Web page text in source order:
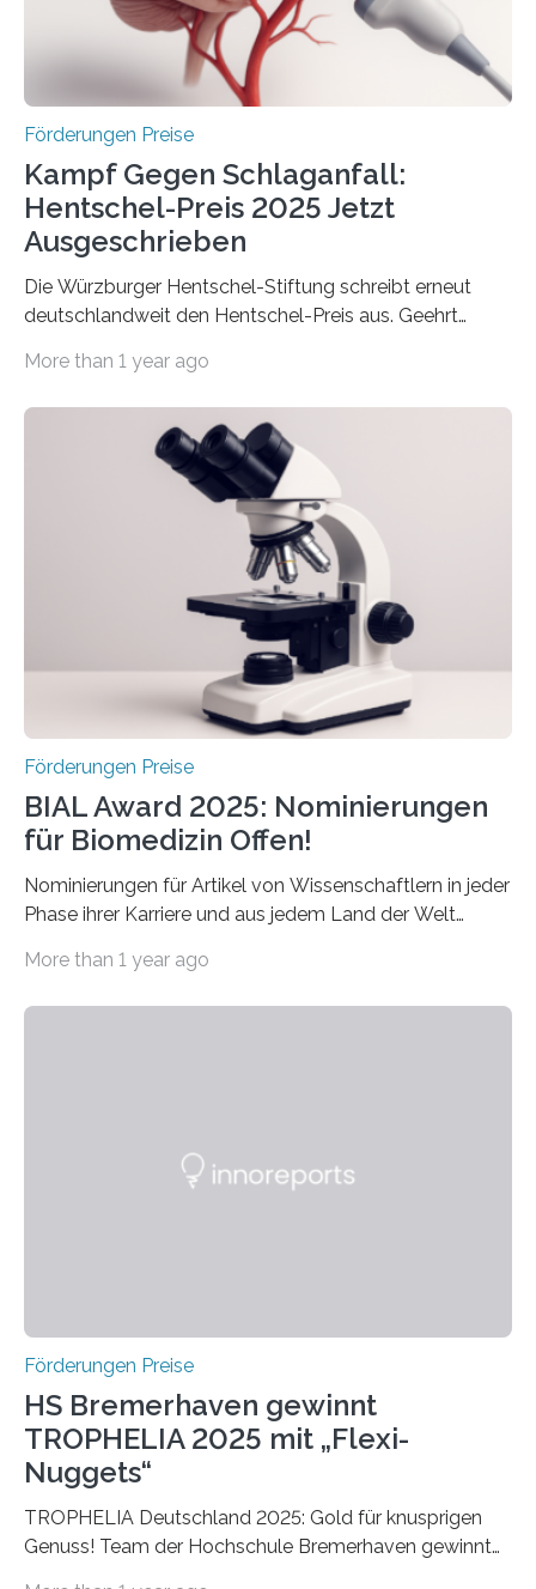
Wirtschaft und Energie eine gute Nachricht:
Überplanmäßige Verpflichtungsermächtigungen in
Förderungen Preise
Kampf Gegen Schlaganfall:
Hentschel-Preis 2025 Jetzt
Ausgeschrieben
Die Würzburger Hentschel-Stiftung schreibt erneut
deutschlandweit den Hentschel-Preis aus. Geehrt
hochrangige wissenschaftliche Publikation zum Thema
Schlaganfall“ mit Sitz in Würzburg fördert die
Schlaganfallforschung, um die Behandlung der
Betroffenen zu verbessern. Dazu schreibt sie auch in
diesem Jahr wieder deutschlandweit den Hentschel-
Preis aus. Er richtet sich gezielt an jüngere
Forscherinnen und Forscher unter 40 Jahren. Geehrt
werden soll eine herausragende Doktorarbeit oder eine
hochrangige wissenschaftliche Publikation zum Thema
More than 1 year ago
Förderungen Preise
BIAL Award 2025: Nominierungen
für Biomedizin Offen!
Nominierungen für Artikel von Wissenschaftlern in jeder
Phase ihrer Karriere und aus jedem Land der Welt
Leben gerufen, um die bemerkenswertesten
Foundation, des BIAL Award in Biomedicine ist in
More than 1 year ago
Förderungen Preise
HS Bremerhaven gewinnt
TROPHELIA 2025 mit „Flexi-
Nuggets“
TROPHELIA Deutschland 2025: Gold für knusprigen
Genuss! Team der Hochschule Bremerhaven gewinnt